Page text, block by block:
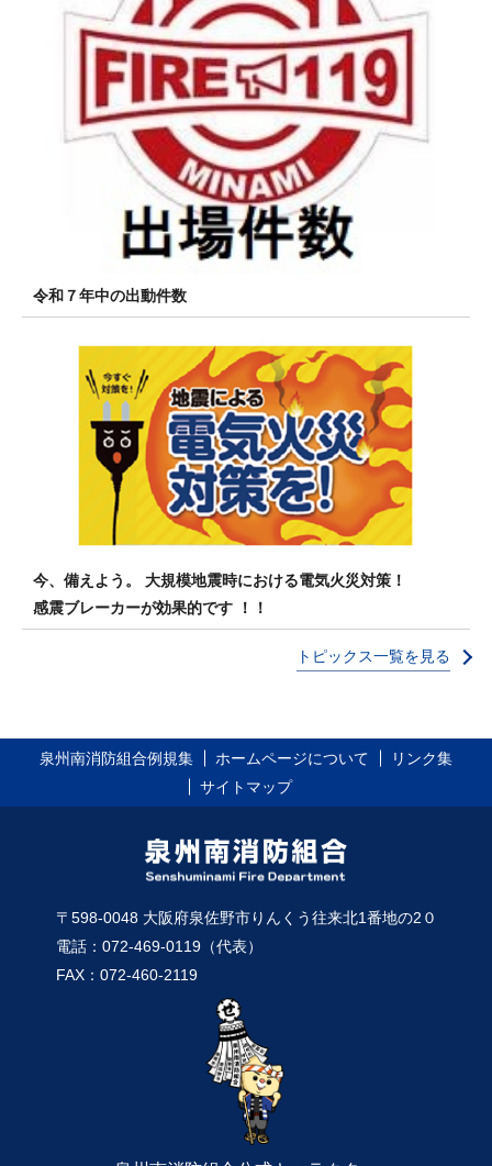
令和７年中の出動件数
今、備えよう。 大規模地震時における電気火災対策！
感震ブレーカーが効果的です ！！
トピックス一覧を見る
泉州南消防組合例規集 ホームページについて
リンク集
サイトマップ
〒598-0048 大阪府泉佐野市りんくう往来北1番地の2０
電話：072-469-0119（代表）
FAX：072-460-2119